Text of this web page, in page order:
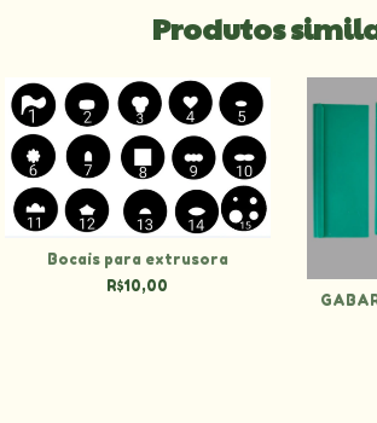
Produtos
Bocais para extrusora
R$10,00